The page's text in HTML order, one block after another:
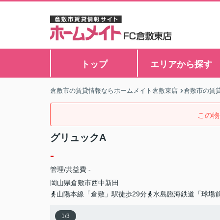
トップ エリアから探す
倉敷市の賃貸情報ならホームメイト倉敷東店 倉敷市の賃
この
グリュックA
-
管理/共益費 -
岡山県倉敷市西中新田
山陽本線「倉敷」駅徒歩29分
水島臨海鉄道「球場
1/3